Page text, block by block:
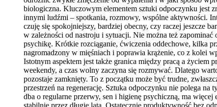
biologiczna. Kluczowym elementem sztuki odpoczynku jest
innymi ludźmi – spotkania, rozmowy, wspólne aktywności.
czuję się spokojniejszy, bardziej obecny, czy raczej jeszcze
w zależności od nastroju i sytuacji. Nie można też
psychikę. Krótkie rozciąganie, ćwiczenia oddechowe, kilka
nagromadzony w mięśniach i poprawia krążenie, co z kolei
Istotnym aspektem jest także granica między pracą a
weekendy, a czas wolny zaczyna się rozmywać. Dlatego
pozostaje zamknięty. To z początku może być trudne,
przestrzeń na regenerację. Sztuka odpoczynku nie polega
dba o regularne przerwy, sen i higienę psychiczną, ma
stabilnie przez długie lata. Ostatecznie produktywność bez